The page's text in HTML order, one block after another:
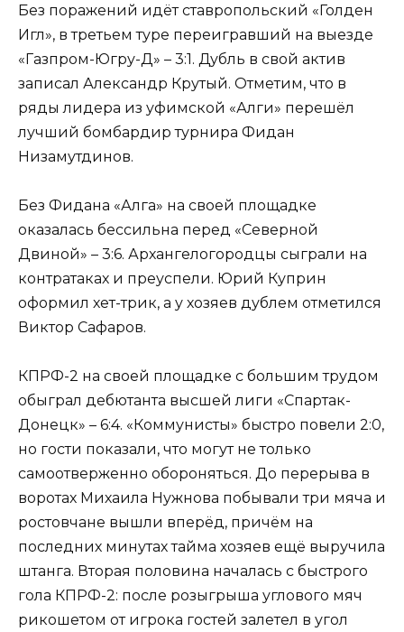
Без поражений идёт ставропольский «Голден
Игл», в третьем туре переигравший на выезде
«Газпром-Югру-Д» – 3:1. Дубль в свой актив
записал Александр Крутый. Отметим, что в
ряды лидера из уфимской «Алги» перешёл
лучший бомбардир турнира Фидан
Низамутдинов.
Без Фидана «Алга» на своей площадке
оказалась бессильна перед «Северной
Двиной» – 3:6. Архангелогородцы сыграли на
контратаках и преуспели. Юрий Куприн
оформил хет-трик, а у хозяев дублем отметился
Виктор Сафаров.
КПРФ-2 на своей площадке с большим трудом
обыграл дебютанта высшей лиги «Спартак-
Донецк» – 6:4. «Коммунисты» быстро повели 2:0,
но гости показали, что могут не только
самоотверженно обороняться. До перерыва в
воротах Михаила Нужнова побывали три мяча и
ростовчане вышли вперёд, причём на
последних минутах тайма хозяев ещё выручила
штанга. Вторая половина началась с быстрого
гола КПРФ-2: после розыгрыша углового мяч
рикошетом от игрока гостей залетел в угол